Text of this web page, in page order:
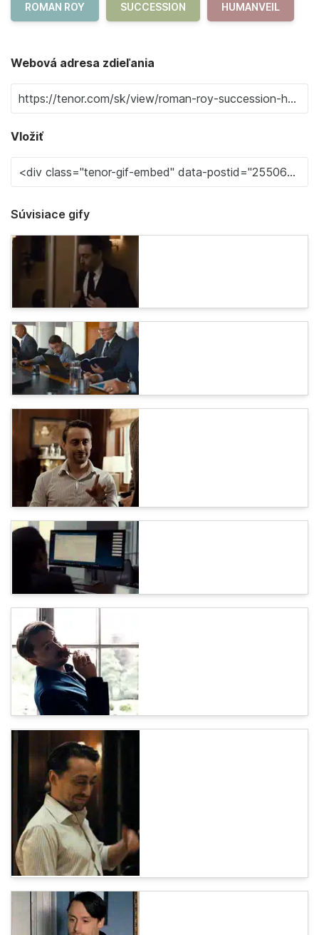
ROMAN ROY SUCCESSION HUMANVEIL
Webová adresa zdieľania
Vložiť
Súvisiace gify